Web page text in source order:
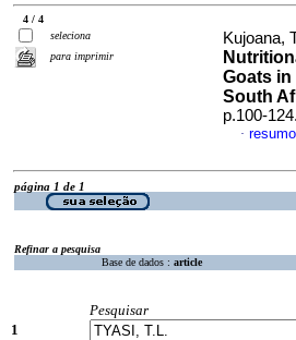
4 / 4
seleciona
para imprimir
Kujoana,
Goats in
South
p.100-
·
página 1 de 1
Refinar a pesquisa
Base de dados : article
Pesquisar
1